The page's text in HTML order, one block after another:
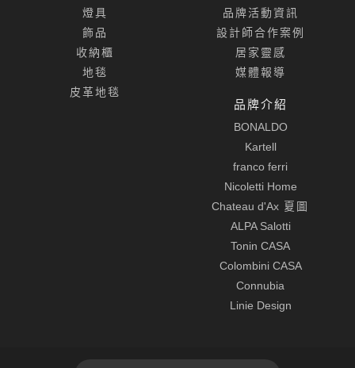
燈具
飾品
收納櫃
地毯
皮革地毯
品牌活動資訊
設計師合作案例
居家靈感
媒體報導
品牌介紹
BONALDO
Kartell
franco ferri
Nicoletti Home
Chateau d'Ax 夏圖
ALPA Salotti
Tonin CASA
Colombini CASA
Connubia
Linie Design